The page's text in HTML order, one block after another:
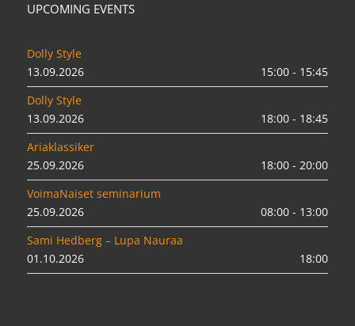
UPCOMING EVENTS
Dolly Style
13.09.2026
15:00 - 15:45
Dolly Style
13.09.2026
18:00 - 18:45
Ariaklassiker
25.09.2026
18:00 - 20:00
VoimaNaiset seminarium
25.09.2026
08:00 - 13:00
Sami Hedberg – Lupa Nauraa
01.10.2026
18:00